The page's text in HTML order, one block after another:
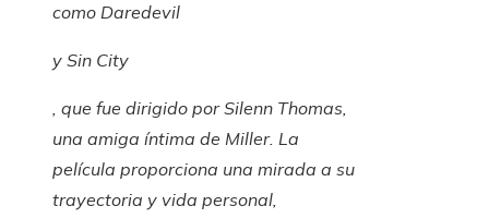
como Daredevil
y Sin City
, que fue dirigido por Silenn Thomas,
una amiga íntima de Miller. La
película proporciona una mirada a su
trayectoria y vida personal,